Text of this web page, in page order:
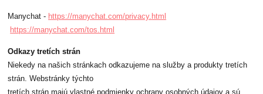
Manychat - https://manychat.com/privacy. html
https://manychat.com/tos.html
Odkazy tretích strán
Niekedy na našich stránkach odkazujeme na služby a produkty tretích
strán. Webstránky týchto